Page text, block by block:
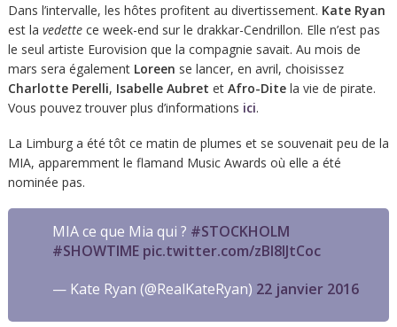
Dans l’intervalle, les hôtes profitent au divertissement. Kate Ryan
est la vedettece week-end sur le drakkar-Cendrillon. Elle n’est pas
le seul artiste Eurovision que la compagnie savait. Au mois de
mars sera également Loreen se lancer, en avril, choisissez
Charlotte Perelli, Isabelle Aubret et Afro-Ditela vie de pirate.
Vous pouvez trouver plus d’informations ici.
La Limburg a été tôt ce matin de plumes et se souvenait peu de la
MIA, apparemment le flamand Music Awards où elle a été
nominée pas.
MIA ce que Mia qui ? #STOCKHOLM
#SHOWTIME pic.twitter.com/zBI8IJtCoc
— Kate Ryan (@RealKateRyan) 22 janvier 2016